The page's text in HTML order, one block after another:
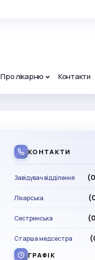
Про лікарню Контакти
КОНТАКТИ
Завідувач відділення
Лікарська
Сестринська
Старша медсестра
ГРАФІК